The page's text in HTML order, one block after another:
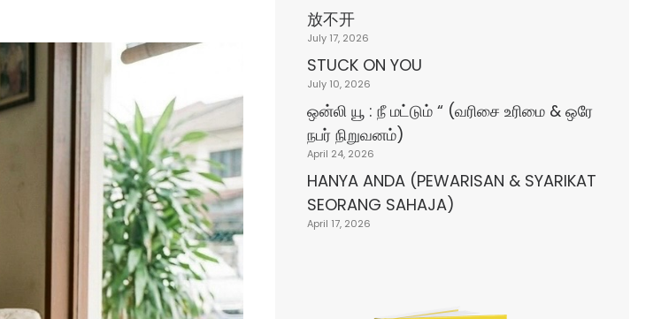
放不开
July 17, 2026
STUCK ON YOU
July 10, 2026
ஒன்லி யூ : நீ மட்டும் “ (வரிசை உரிமை & ஒரே
நபர் நிறுவனம்)
April 24, 2026
HANYA ANDA (PEWARISAN & SYARIKAT
SEORANG SAHAJA)
April 17, 2026